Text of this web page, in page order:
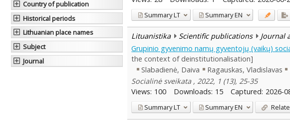
Country of publication
Historical periods
Lithuanian place names
Subject
Journal
SummaryLT SummaryEN
Lituanistika Scientific publications Journal
Grupinio gyvenimo namų gyventojų (vaikų)
the context of deinstitutionalisation]
Slabadienė, Daiva
Ragauskas, Vladislavas
Socialinė sveikata , 2022, 1 (13), 25-35
Views: 100 Downloads: 15 Captured: 2026-
SummaryLT SummaryEN